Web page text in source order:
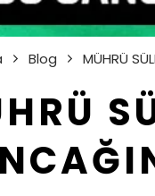
Blog MÜHRÜ